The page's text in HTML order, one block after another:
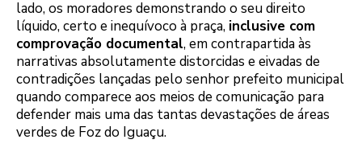
lado, os moradores demonstrando o seu direito
líquido, certo e inequívoco à praça, inclusive com
comprovação documental, em contrapartida às
narrativas absolutamente distorcidas e eivadas de
contradições lançadas pelo senhor prefeito municipal
quando comparece aos meios de comunicação para
defender mais uma das tantas devastações de áreas
verdes de Foz do Iguaçu.